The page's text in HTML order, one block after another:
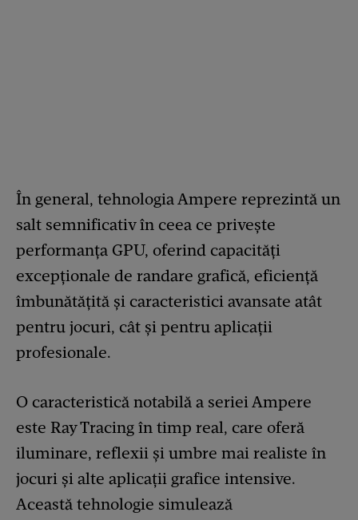
În general, tehnologia Ampere reprezintă un
salt semnificativ în ceea ce privește
performanța GPU, oferind capacități
excepționale de randare grafică, eficiență
îmbunătățită și caracteristici avansate atât
pentru jocuri, cât și pentru aplicații
profesionale.
O caracteristică notabilă a seriei Ampere
este Ray Tracing în timp real, care oferă
iluminare, reflexii și umbre mai realiste în
jocuri și alte aplicații grafice intensive.
Această tehnologie simulează